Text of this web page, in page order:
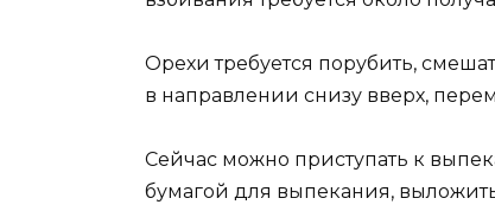
Орехи требуется порубить,
в направлении снизу вверх,
Сейчас можно приступать к
бумагой для выпекания, выложить